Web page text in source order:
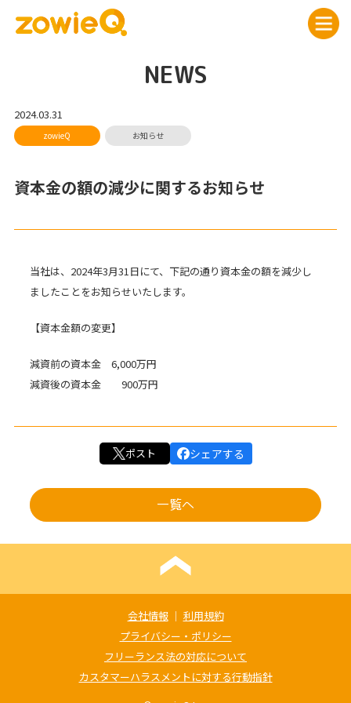
NEWS
2024.03.31
資本金の額の減少に関するお知らせ
当社は、2024年3月31日にて、下記の通り資本金の額を減少し
ましたことをお知らせいたします。
【資本金額の変更】
減資前の資本金 6,000万円
減資後の資本金 900万円
ポスト シェアする
一覧へ
会社情報｜ 利用規約
プライバシー・ポリシー
フリーランス法の対応について
カスタマーハラスメントに対する行動指針